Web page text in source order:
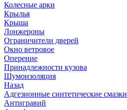
Колесные арки
Крылья
Крыша
Лонжероны
Ограничители дверей
Окно ветровое
Оперение
Принадлежности кузова
Шумоизоляция
Назад
Адгезионные синтетические смазки
Антигравий